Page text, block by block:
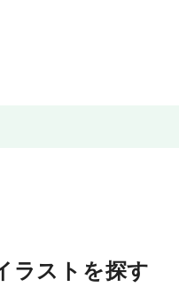
ラストを探す